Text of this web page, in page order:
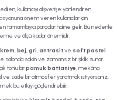
kullanıcıyı alışverişe yönlendiren
önem veren kullanıcılar için
tamamlayıcı parçalar haline gelir. Bu nedenle
ve ölçü kadar önemlidir.
krem,bej,gri,antrasitve soft pastel
sakin ve zamansız bir şıklık sunar.
tonlu birpamuk battaniye, mekâna
ve sade bir atmosfer yaratmak istiyorsanız,
bu etkiyi güçlendirebilir.